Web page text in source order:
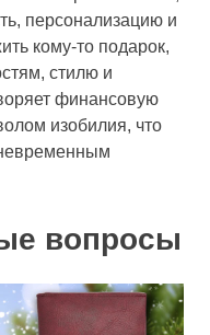
персонализацию и
кому-то подарок,
стилю и
финансовую
изобилия, что
вопросы